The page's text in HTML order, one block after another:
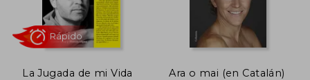
La Jugada de mi Vida Ara o mai (en Catalán)